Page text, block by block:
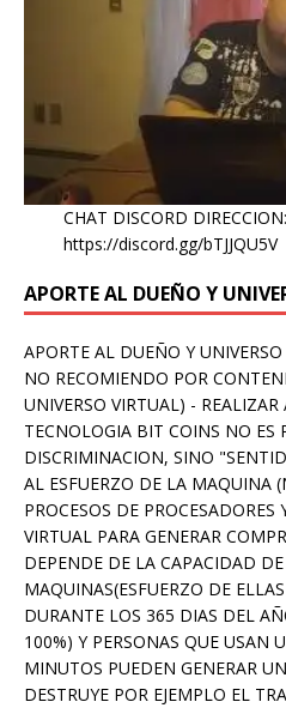
CHAT DISCORD DIRECCION:
https://discord.gg/bTJJQU5V
APORTE AL DUEÑO Y
APORTE AL DUEÑO Y
NO RECOMIENDO POR
UNIVERSO VIRTUAL) -
TECNOLOGIA BIT COINS NO ES
DISCRIMINACION, SINO
AL ESFUERZO DE LA MAQUINA
PROCESOS DE
VIRTUAL PARA GENERAR
DEPENDE DE LA CAPACIDAD
MAQUINAS(ESFUERZO DE
DURANTE LOS 365 DIAS DEL
100%) Y PERSONAS QUE USAN
MINUTOS PUEDEN GENERAR
DESTRUYE POR EJEMPLO EL